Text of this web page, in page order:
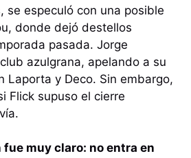
se especuló con una posible
donde dejó destellos
pasada. Jorge
azulgrana, apelando a su
Laporta y Deco. Sin embargo,
Flick supuso el cierre
fue muy claro: no entra en